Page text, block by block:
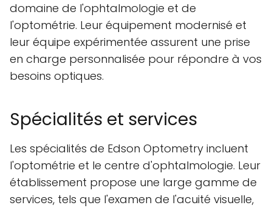
domaine de l'ophtalmologie et de
l'optométrie. Leur équipement modernisé et
leur équipe expérimentée assurent une prise
en charge personnalisée pour répondre à vos
besoins optiques.
Spécialités et services
Les spécialités de Edson Optometry incluent
l'optométrie et le centre d'ophtalmologie. Leur
établissement propose une large gamme de
services, tels que l'examen de l'acuité visuelle,